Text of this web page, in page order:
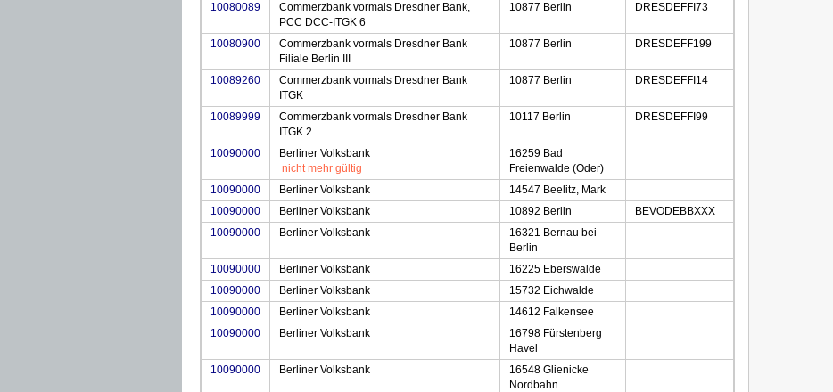
10080089
Commerzbank vormals Dresdner Bank,
PCC DCC-ITGK 6
10877 Berlin DRESDEFFI73
10080900
Commerzbank vormals Dresdner Bank
Filiale Berlin III
10877 Berlin DRESDEFF199
10089260
Commerzbank vormals Dresdner Bank
ITGK
10877 Berlin DRESDEFFI14
10089999
Commerzbank vormals Dresdner Bank
ITGK 2
10117 Berlin DRESDEFFI99
10090000
Berliner Volksbank
nicht mehr gültig
16259 Bad
Freienwalde (Oder)
10090000
Berliner Volksbank
14547 Beelitz, Mark
10090000
Berliner Volksbank 10892 Berlin
BEVODEBBXXX
10090000
Berliner Volksbank
16321 Bernau bei
Berlin
10090000
Berliner Volksbank
16225 Eberswalde
10090000
Berliner Volksbank
15732 Eichwalde
10090000
Berliner Volksbank
14612 Falkensee
10090000
Berliner Volksbank
16798 Fürstenberg
Havel
10090000
Berliner Volksbank
16548 Glienicke
Nordbahn